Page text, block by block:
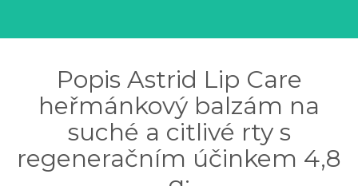
Popis Astrid Lip Care
heřmánkový balzám na
suché a citlivé rty s
regeneračním účinkem 4,8